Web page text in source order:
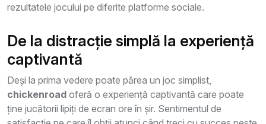
rezultatele jocului pe diferite platforme sociale.
De la distracție simplă la experiență
captivantă
Deși la prima vedere poate părea un joc simplist,
chickenroad oferă o experiență captivantă care poate
ține jucătorii lipiți de ecran ore în șir. Sentimentul de